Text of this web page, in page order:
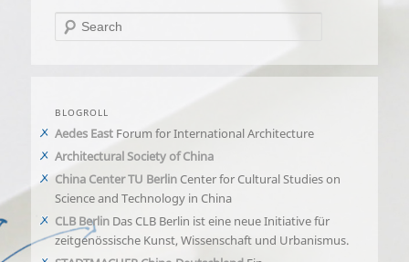
Search
BLOGROLL
Aedes East Forum for International Architecture
Architectural Society of China
China Center TU Berlin Center for Cultural Studies on
Science and Technology in China
CLB Berlin Das CLB Berlin ist eine neue Initiative für
zeitgenössische Kunst, Wissenschaft und Urbanismus.